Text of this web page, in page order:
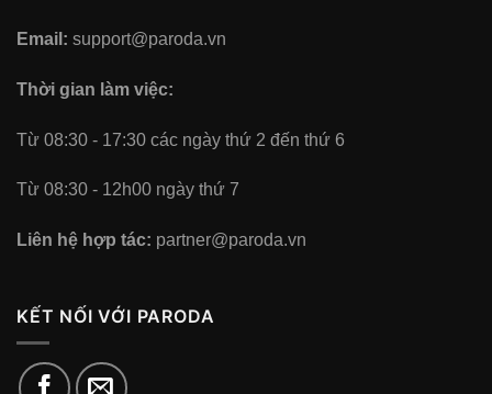
Email: support@paroda.vn
Thời gian làm việc:
Từ 08:30 - 17:30 các ngày thứ 2 đến thứ 6
Từ 08:30 - 12h00 ngày thứ 7
Liên hệ hợp tác: partner@paroda.vn
KẾT NỐI VỚI PARODA